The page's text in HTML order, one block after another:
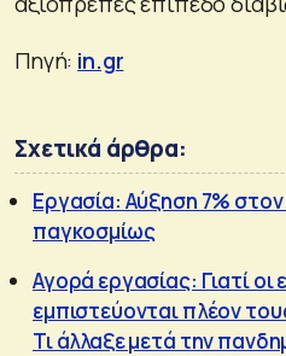
Πηγή: in.gr
Σχετικά άρθρα:
Εργασία: Αύξηση 7%
παγκοσμίως
Αγορά εργασίας: Γιατί οι
εμπιστεύονται πλέον
Τι άλλαξε μετά την